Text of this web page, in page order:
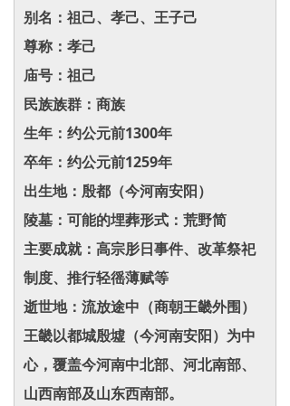
别名：祖己、孝己、王子己
尊称：孝己
‌庙号：祖己
民族族群：商族
生年：约公元前1300年
卒年： 约公元前1259年
出生地：殷都（今河南安阳）
陵墓：可能的埋葬形式：荒野简
主要成就：高宗肜日事件、改革祭祀
制度、推行轻徭薄赋等
逝世地：流放途中（商朝王畿外围）
王畿以都城殷墟（今河南安阳）为中
心，覆盖今河南中北部、河北南部、
山西南部及山东西南部。